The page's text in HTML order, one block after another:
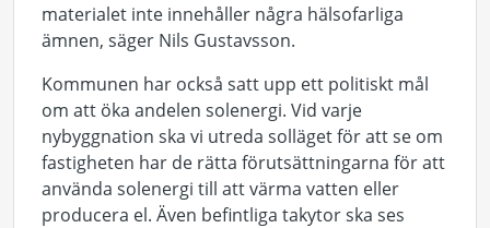
materialet inte innehåller några hälsofarliga
ämnen, säger Nils Gustavsson.
Kommunen har också satt upp ett politiskt mål
om att öka andelen solenergi. Vid varje
nybyggnation ska vi utreda solläget för att se om
fastigheten har de rätta förutsättningarna för att
använda solenergi till att värma vatten eller
producera el. Även befintliga takytor ska ses